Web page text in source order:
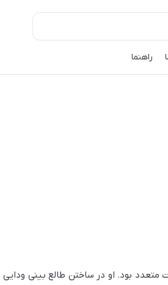
راهنما
و مقالات متعدد بود. او در ساختن طالع بینی